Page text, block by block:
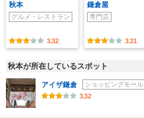
秋本
グルメ・レストラン
3.32
鎌倉屋
専門店
3.31
秋本が所在しているスポット
アイザ鎌倉
ショッピングモール
3.32